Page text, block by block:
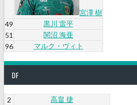
宮澤 樹
49
黒川 雷平
51
関沼 海亜
96
マルク・ヴィト
DF
2
高畠 捷